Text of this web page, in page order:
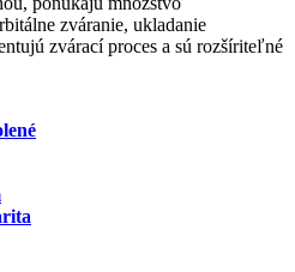
zváranie, ukladanie
zvárací proces a sú rozšíriteľné